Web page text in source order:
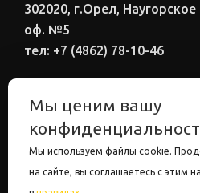
302020, г.Орел,
оф. №5
тел: +7 (4862) 78-10-46
Электронный адрес
metkom57@mail.ru
Мы ценим вашу
Мы используем файлы cookie.
на сайте, вы соглашаетесь с этим